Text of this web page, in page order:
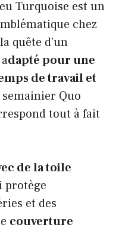
Turquoise est un
chez
quête d’un
dapté pour une
de travail et
semainier Quo
tout à fait
de la toile
protège
et des
couverture